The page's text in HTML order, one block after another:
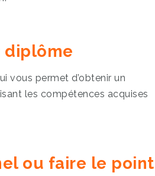
diplôme
vous permet d’obtenir un
les compétences acquises
ou faire le point